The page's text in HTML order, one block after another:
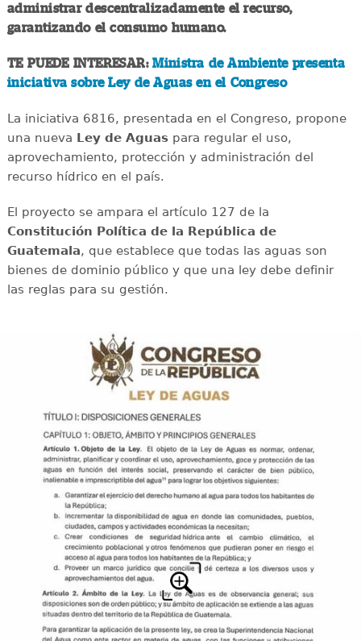
administrar descentralizadamente el recurso,
garantizando el consumo humano.
TE PUEDE INTERESAR:Ministra de Ambiente presenta
iniciativa sobre Ley de Aguas en el Congreso
La iniciativa 6816, presentada en el Congreso, propone
una nueva Ley de Aguaspara regular el uso,
aprovechamiento, protección y administración del
recurso hídrico en el país.
El proyecto se ampara el artículo 127 de la
Constitución Política de la República de
Guatemala, que establece que todas las aguas son
bienes de dominio público y que una ley debe definir
las reglas para su gestión.